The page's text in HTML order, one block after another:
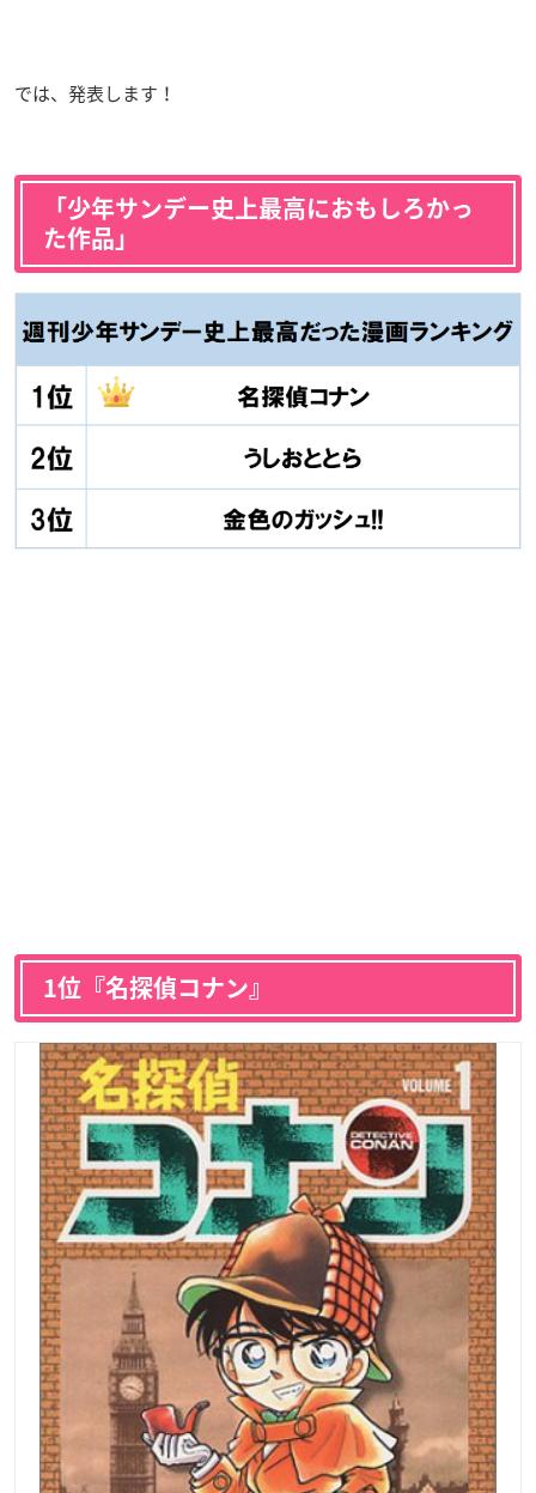
では、発表します！
「少年サンデー史上最高におもしろかっ
た作品」
1位『名探偵コナン』